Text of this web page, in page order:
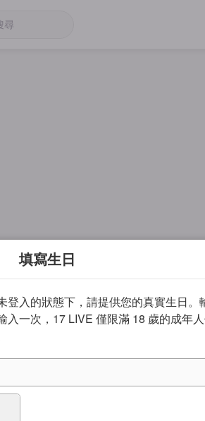
填寫生日
登入的狀態下，請提供您的真實生日。
一次，17 LIVE 僅限滿 18 歲的成年人